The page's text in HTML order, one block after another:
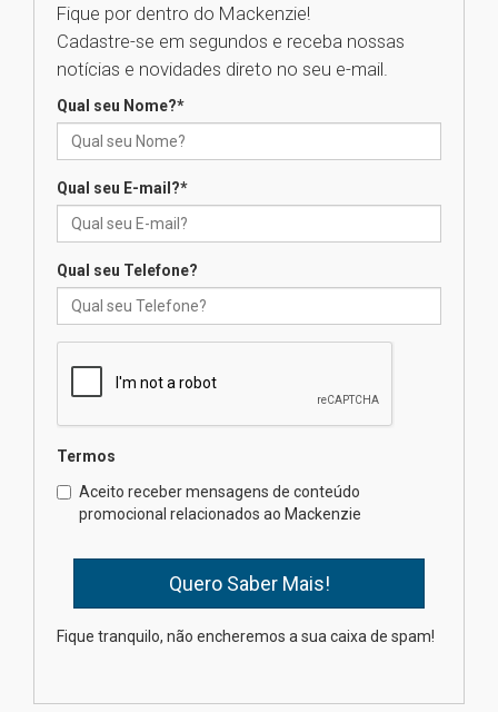
Universidade Mackenzie
realizará nova edição da Feira
das novas tecnologias em
calouros do segundo semestre
04.08.2026
Brasília prepara seus
estudantes para o PAS antes
mesmo do Ensino Médio
na educação dos filhos além da
Fique por dentro do Mackenzie!
Cadastre-se em segundos e receba nossas
notícias e novidades direto no seu e-mail.
Qual seu Nome?*
Qual seu E-mail?*
Qual seu Telefone?
Termos
Aceito receber mensagens de conteúdo
promocional relacionados ao Mackenzie
Fique tranquilo, não encheremos a sua caixa de spam!